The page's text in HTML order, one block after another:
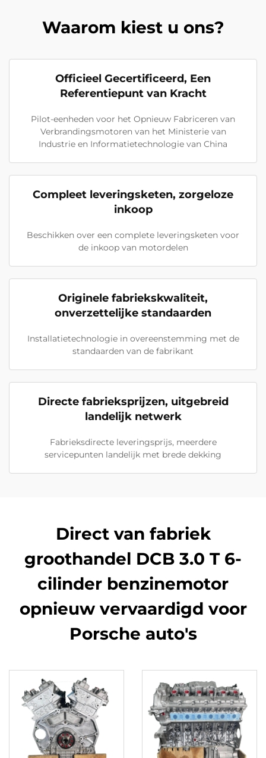
Waarom kiest u ons?
Officieel Gecertificeerd, Een
Referentiepunt van Kracht
Pilot-eenheden voor het Opnieuw Fabriceren van
Verbrandingsmotoren van het Ministerie van
Industrie en Informatietechnologie van China
Compleet leveringsketen, zorgeloze
inkoop
Beschikken over een complete leveringsketen voor
de inkoop van motordelen
Originele fabriekskwaliteit,
onverzettelijke standaarden
Installatietechnologie in overeenstemming met de
standaarden van de fabrikant
Directe fabrieksprijzen, uitgebreid
landelijk netwerk
Fabrieksdirecte leveringsprijs, meerdere
servicepunten landelijk met brede dekking
Direct van fabriek
groothandel DCB 3.0 T 6-
cilinder benzinemotor
opnieuw vervaardigd voor
Porsche auto's